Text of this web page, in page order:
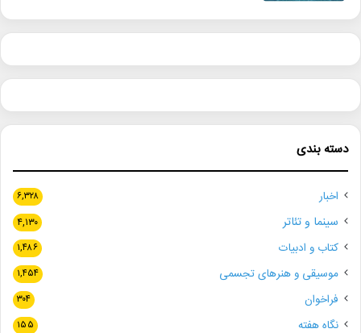
دسته بندی
اخبار ۶,۳۲۸
سینما و تئاتر ۴,۱۳۰
کتاب و ادبیات ۱,۴۸۶
موسیقی و هنرهای تجسمی ۱,۴۵۴
فراخوان ۳۰۴
نگاه هفته ۱۵۵